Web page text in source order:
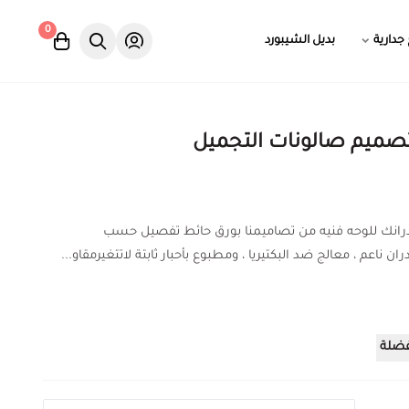
جدارية بديل الشيبورد
0
صالونات التجميل
للوحه فنيه من تصاميمنا بورق حائط تفصيل حسب
ناعم ، معالج ضد البكتيريا ، ومطبوع بأحبار ثابتة لاتتغيرمقاو...